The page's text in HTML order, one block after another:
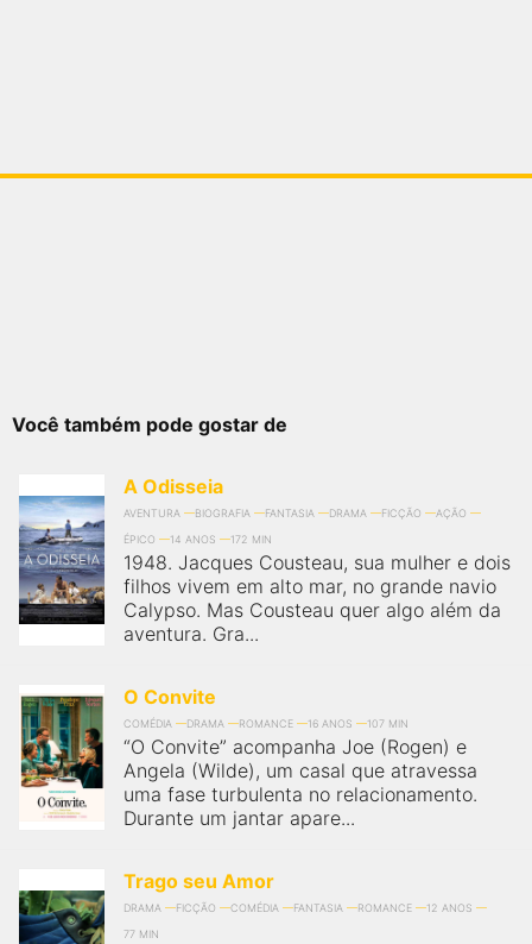
Você também pode gostar de
A Odisseia
AVENTURA BIOGRAFIA FANTASIA DRAMA FICÇÃO
AÇÃO
ÉPICO
14 ANOS 172 MIN
1948. Jacques Cousteau, sua mulher e dois
filhos vivem em alto mar, no grande navio
Calypso. Mas Cousteau quer algo além da
aventura. Gra...
O Convite
COMÉDIA DRAMA ROMANCE 16 ANOS 107 MIN
“O Convite” acompanha Joe (Rogen) e
Angela (Wilde), um casal que atravessa
uma fase turbulenta no relacionamento.
Durante um jantar apare...
Trago seu Amor
DRAMA FICÇÃO COMÉDIA FANTASIA ROMANCE
12 ANOS
77 MIN